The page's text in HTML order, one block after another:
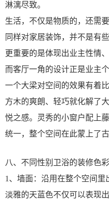
淋漓尽致。
生活，不仅是物质的，还需
同样对家居装饰，并不是有
更重要的是体现出业主性情、
而客厅一角的设计正是业主
一个大梁对空间的效果有着
方木的爽朗、轻巧就化解了
悦之感。灵秀的小窗户配上
统一，整个空间在此蒙上了
八、不同性别卫浴的装修色
1、墙面：沿用在整个空间里
淡雅的天蓝色不仅可以表现